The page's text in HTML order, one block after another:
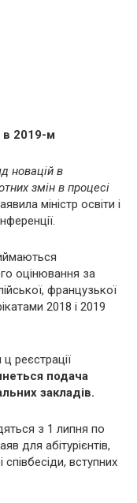
в 2019-м
новацій в
змін в процесі
міністр освіти і
оцінювання за
французької
2018 і 2019
реєстрації
подача
закладів.
з 1 липня по
для абітурієнтів,
співбесіди, вступних